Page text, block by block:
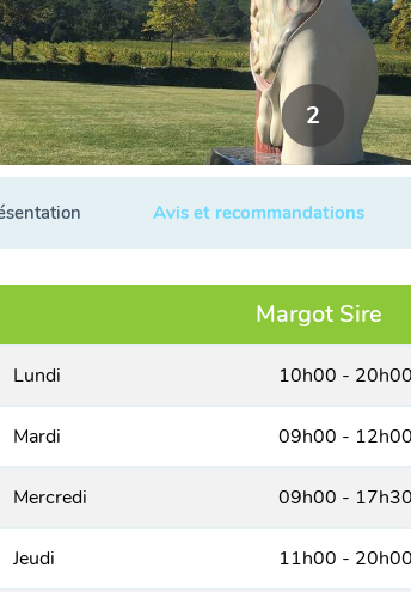
2
Avis et recommandations
Margot Sire
Lundi 10h00 - 20h00
Mardi 09h00 - 12h00
Mercredi 09h00 - 17h30
Jeudi 11h00 - 20h00